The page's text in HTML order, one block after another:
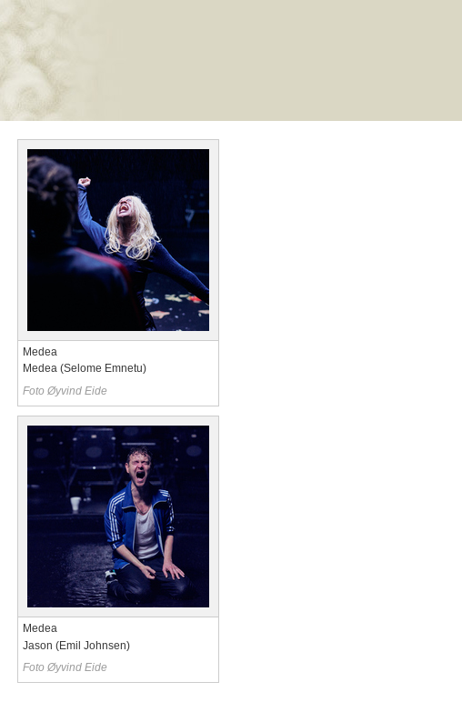
Medea
Medea (Selome Emnetu)
Foto Øyvind Eide
Medea
Jason (Emil Johnsen)
Foto Øyvind Eide